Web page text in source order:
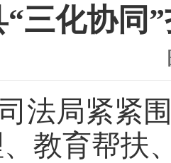
三化协同
法局紧紧
教育帮扶